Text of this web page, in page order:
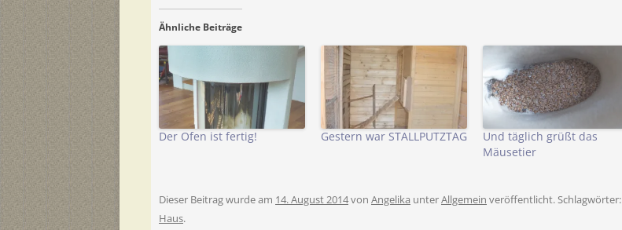
Ähnliche Beiträge
Der Ofen ist fertig! Gestern war STALLPUTZTAG
Und täglich grüßt das
Mäusetier
Dieser Beitrag wurde am 14. August 2014von Angelika unterAllgemein veröffentlicht. Schlagwörter:
Haus.